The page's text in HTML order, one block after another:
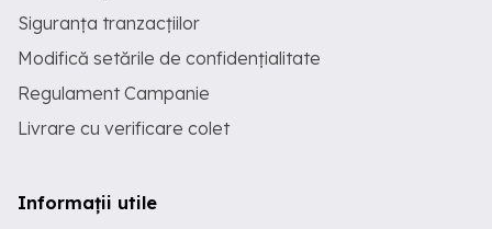
Siguranța tranzacțiilor
Modifică setările de confidențialitate
Regulament Campanie
Livrare cu verificare colet
Informații utile